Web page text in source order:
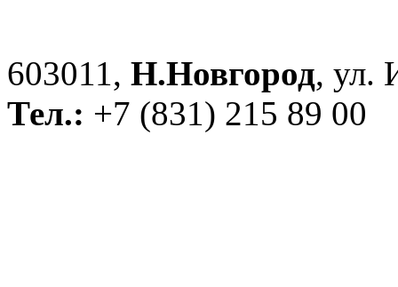
603011, Н.Новгород, ул.
Тел.: +7 (831) 215 89 00